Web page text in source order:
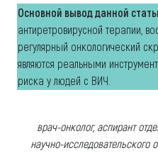
Основной вывод данной
антиретровирусной терапии,
регулярный онкологический
являются реальными
риска у людей с ВИЧ.
врач-онколог, аспирант
научно-исследовательского